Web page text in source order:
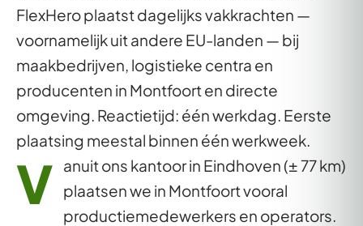
FlexHero plaatst dagelijks vakkrachten —
voornamelijk uit andere EU-landen — bij
maakbedrijven, logistieke centra en
producenten in Montfoort en directe
omgeving. Reactietijd: één werkdag. Eerste
plaatsing meestal binnen één werkweek.
V anuit ons kantoor in Eindhoven (± 77 km)
plaatsen we in Montfoort vooral
productiemedewerkers en operators.